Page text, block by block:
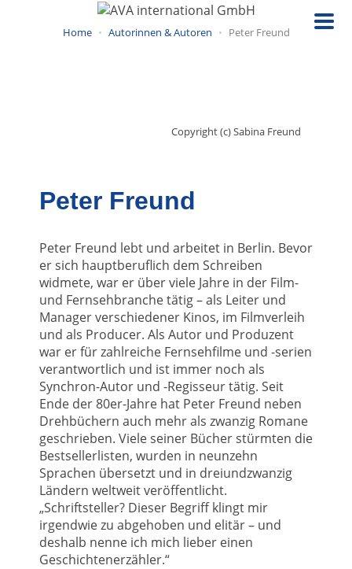
Home Autorinnen & Autoren Peter Freund
Copyright (c) Sabina Freund
Peter Freund
Peter Freund lebt und arbeitet in Berlin. Bevor
er sich hauptberuflich dem Schreiben
widmete, war er über viele Jahre in der Film-
und Fernsehbranche tätig – als Leiter und
Manager verschiedener Kinos, im Filmverleih
und als Producer. Als Autor und Produzent
war er für zahlreiche Fernsehfilme und -serien
verantwortlich und ist immer noch als
Synchron-Autor und -Regisseur tätig. Seit
Ende der 80er-Jahre hat Peter Freund neben
Drehbüchern auch mehr als zwanzig Romane
geschrieben. Viele seiner Bücher stürmten die
Bestsellerlisten, wurden in neunzehn
Sprachen übersetzt und in dreiundzwanzig
Ländern weltweit veröffentlicht.
„Schriftsteller? Dieser Begriff klingt mir
irgendwie zu abgehoben und elitär – und
deshalb nenne ich mich lieber einen
Geschichtenerzähler.“